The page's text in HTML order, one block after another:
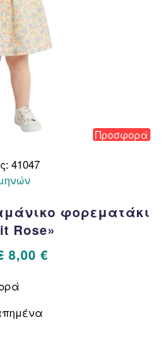
Προσφορά
41047
φορεματάκι
Rose»
Original
was:
16,00 €.
8,00 €Η
έχει